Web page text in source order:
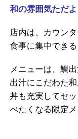
和の雰囲気ただよ
店内は、カウン
食事に集中できる
メニューは、鯛
出汁にこだわた
丼も充実してセ
べたくなる限定